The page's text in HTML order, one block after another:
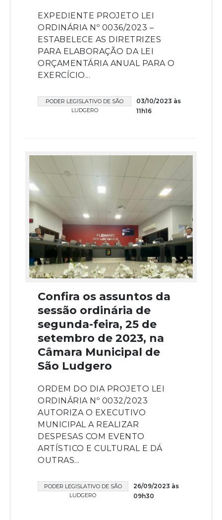
EXPEDIENTE PROJETO LEI
ORDINÁRIA Nº 0036/2023 –
ESTABELECE AS DIRETRIZES
PARA ELABORAÇÃO DA LEI
ORÇAMENTÁRIA ANUAL PARA O
EXERCÍCIO...
PODER LEGISLATIVO DE SÃO
LUDGERO
03/10/2023 às
11h16
Confira os assuntos da
sessão ordinária de
segunda-feira, 25 de
setembro de 2023, na
Câmara Municipal de
São Ludgero
ORDEM DO DIA PROJETO LEI
ORDINÁRIA Nº 0032/2023
AUTORIZA O EXECUTIVO
MUNICIPAL A REALIZAR
DESPESAS COM EVENTO
ARTÍSTICO E CULTURAL E DÁ
OUTRAS...
PODER LEGISLATIVO DE SÃO
LUDGERO
26/09/2023 às
09h30